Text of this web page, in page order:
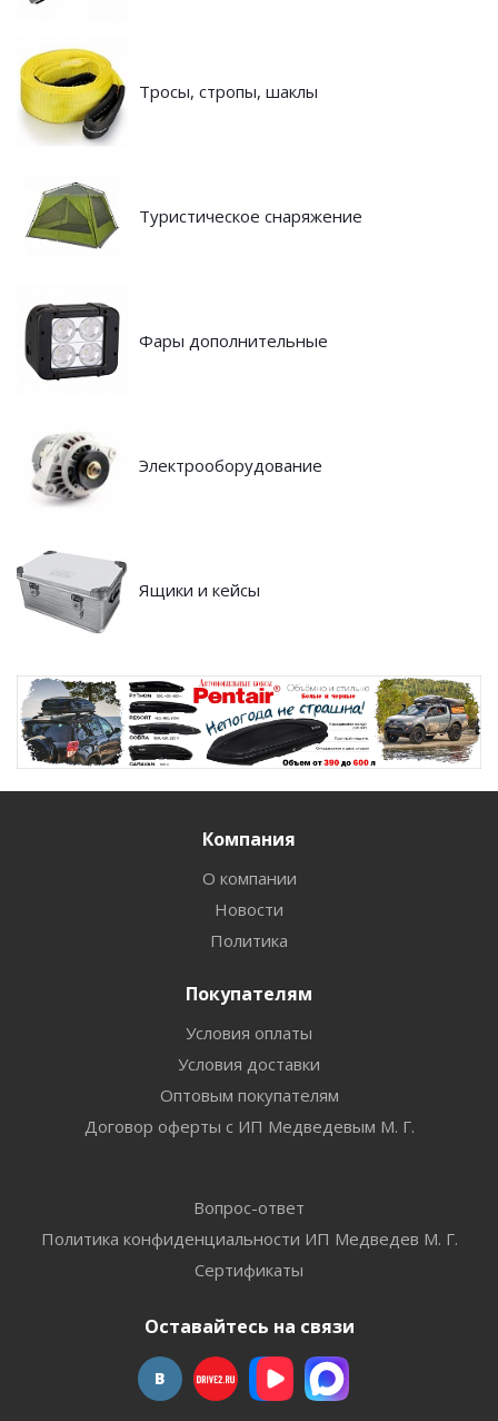
Тросы, стропы, шаклы
Туристическое снаряжение
Фары дополнительные
Электрооборудование
Ящики и кейсы
Компания
О компании
Новости
Политика
Покупателям
Условия оплаты
Условия доставки
Оптовым покупателям
Договор оферты с ИП Медведевым М. Г.
Вопрос-ответ
Политика конфиденциальности ИП Медведев М. Г.
Сертификаты
Оставайтесь на связи